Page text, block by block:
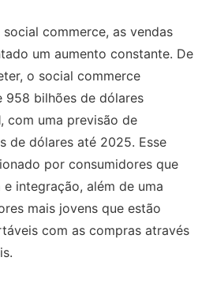
commerce, as vendas
um aumento constante. De
o social commerce
958 bilhões de dólares
com uma previsão de
de dólares até 2025. Esse
por consumidores que
integração, além de uma
mais jovens que estão
com as compras através